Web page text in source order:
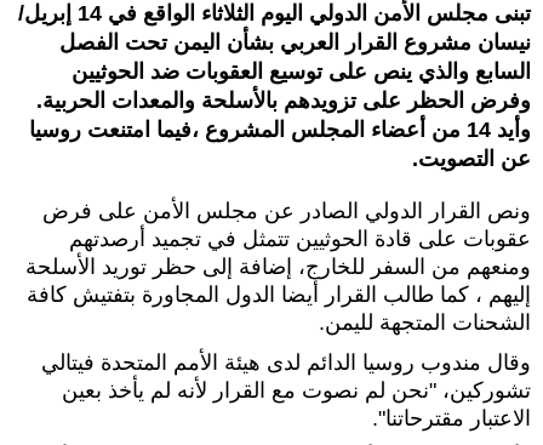
تبنى مجلس الأمن الدولي اليوم الثلاثاء الواقع في 14 إبريل/
نيسان مشروع القرار العربي بشأن اليمن تحت الفصل
السابع والذي ينص على توسيع العقوبات ضد الحوثيين
وفرض الحظر على تزويدهم بالأسلحة والمعدات الحربية.
وأيد 14 من أعضاء المجلس المشروع ،فيما امتنعت روسيا
عن التصويت.
ونص القرار الدولي الصادر عن مجلس الأمن على فرض
عقوبات على قادة الحوثيين تتمثل في تجميد أرصدتهم
ومنعهم من السفر للخارج، إضافة إلى حظر توريد الأسلحة
إليهم ، كما طالب القرار أيضا الدول المجاورة بتفتيش كافة
الشحنات المتجهة لليمن.
وقال مندوب روسيا الدائم لدى هيئة الأمم المتحدة فيتالي
تشوركين، "نحن لم نصوت مع القرار لأنه لم يأخذ بعين
الاعتبار مقترحاتنا".